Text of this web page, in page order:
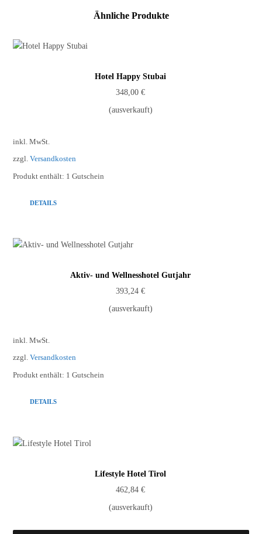
Ähnliche Produkte
Hotel Happy Stubai
348,00€
(ausverkauft)
inkl. MwSt.
zzgl.Versandkosten
Produkt enthält: 1Gutschein
DETAILS
Aktiv- und Wellnesshotel Gutjahr
393,24€
(ausverkauft)
inkl. MwSt.
zzgl.Versandkosten
Produkt enthält: 1Gutschein
DETAILS
Lifestyle Hotel Tirol
462,84€
(ausverkauft)